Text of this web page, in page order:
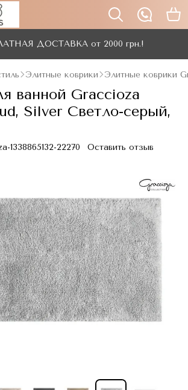
ДОСТАВКА от 2000 грн.!
Элитные коврики Элитные коврики
ванной Graccioza
Silver Светло-серый,
1338865132-22270 Оставить отзыв